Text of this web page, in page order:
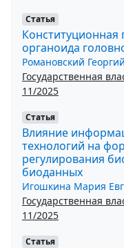
Статья
Конституционная
органоида
Романовский
Государственная
11/2025
Статья
Влияние
технологий на
регулирования
биоданных
Игошкина Мария
Государственная
11/2025
Статья